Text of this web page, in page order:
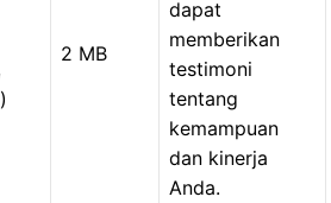
2 MB
dapat
memberikan
testimoni
tentang
kemampuan
dan kinerja
Anda.